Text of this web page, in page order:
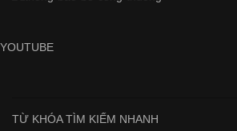
YOUTUBE
TỪ KHÓA TÌM KIẾM NHANH